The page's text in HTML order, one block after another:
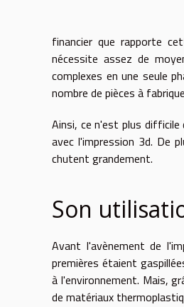
financier que rapporte
nécessite assez de
complexes en une seule
nombre de pièces à
Ainsi, ce n'est plus difficile
avec l'impression 3d. De
chutent grandement.
Son
Avant l'avènement de
premières étaient
à l'environnement. Mais,
de matériaux